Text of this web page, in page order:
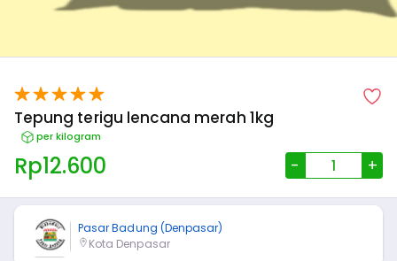
Tepung terigu lencana merah 1kg
per kilogram
Rp12.600 - +
Pasar Badung (Denpasar)
Kota Denpasar